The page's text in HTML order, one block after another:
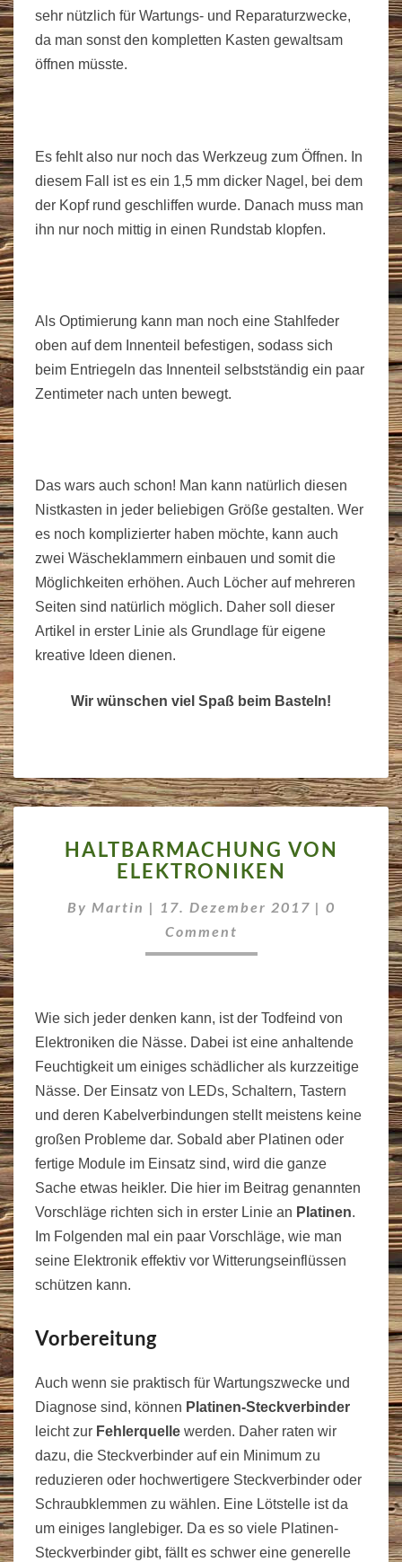
sehr nützlich für Wartungs- und Reparaturzwecke,
da man sonst den kompletten Kasten gewaltsam
öffnen müsste.
Es fehlt also nur noch das Werkzeug zum Öffnen. In
diesem Fall ist es ein 1,5 mm dicker Nagel, bei dem
der Kopf rund geschliffen wurde. Danach muss man
ihn nur noch mittig in einen Rundstab klopfen.
Als Optimierung kann man noch eine Stahlfeder
oben auf dem Innenteil befestigen, sodass sich
beim Entriegeln das Innenteil selbstständig ein paar
Zentimeter nach unten bewegt.
Das wars auch schon! Man kann natürlich diesen
Nistkasten in jeder beliebigen Größe gestalten. Wer
es noch komplizierter haben möchte, kann auch
zwei Wäscheklammern einbauen und somit die
Möglichkeiten erhöhen. Auch Löcher auf mehreren
Seiten sind natürlich möglich. Daher soll dieser
Artikel in erster Linie als Grundlage für eigene
kreative Ideen dienen.
Wir wünschen viel Spaß beim Basteln!
VON
ELEKTRONIKEN
HALTBARMACHUNG VON
ELEKTRONIKEN
By Martin | 17. Dezember 2017 | 0
Comment
Wie sich jeder denken kann, ist der Todfeind von
Elektroniken die Nässe. Dabei ist eine anhaltende
Feuchtigkeit um einiges schädlicher als kurzzeitige
Nässe. Der Einsatz von LEDs, Schaltern, Tastern
und deren Kabelverbindungen stellt meistens keine
großen Probleme dar. Sobald aber Platinen oder
fertige Module im Einsatz sind, wird die ganze
Sache etwas heikler. Die hier im Beitrag genannten
Vorschläge richten sich in erster Linie an Platinen.
Im Folgenden mal ein paar Vorschläge, wie man
seine Elektronik effektiv vor Witterungseinflüssen
schützen kann.
Vorbereitung
Auch wenn sie praktisch für Wartungszwecke und
Diagnose sind, können Platinen-Steckverbinder
leicht zur Fehlerquelle werden. Daher raten wir
dazu, die Steckverbinder auf ein Minimum zu
reduzieren oder hochwertigere Steckverbinder oder
Schraubklemmen zu wählen. Eine Lötstelle ist da
um einiges langlebiger. Da es so viele Platinen-
Steckverbinder gibt, fällt es schwer eine generelle